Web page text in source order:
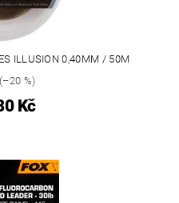
ILLUSION 0,40MM / 50M
%)
Kč